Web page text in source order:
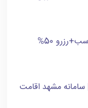
لیست هتل های خیابان طبرسی مشهد+قیمت مناسب+رزرو 50%
سامانه مشهد اقامت